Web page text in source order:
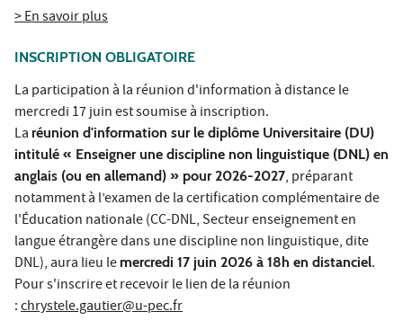
> En savoir plus
INSCRIPTION OBLIGATOIRE
La participation à la réunion d'information à distance le
mercredi 17 juin est soumise à inscription.
La réunion d'information sur le diplôme Universitaire (DU)
intitulé « Enseigner une discipline non linguistique (DNL) en
anglais (ou en allemand) » pour 2026-2027, préparant
notamment à l’examen de la certification complémentaire de
l'Éducation nationale (CC-DNL, Secteur enseignement en
langue étrangère dans une discipline non linguistique, dite
DNL), aura lieu le mercredi 17 juin 2026 à 18h en distanciel.
Pour s'inscrire et recevoir le lien de la réunion
:chrystele.gautier@u-pec.fr